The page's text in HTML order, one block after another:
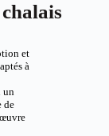
et
à
un
de